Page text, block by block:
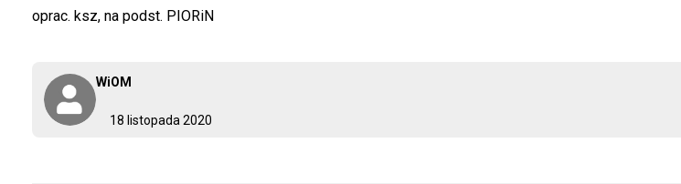
18 listopada 2020
WiOM
oprac. ksz, na podst. PIORiN